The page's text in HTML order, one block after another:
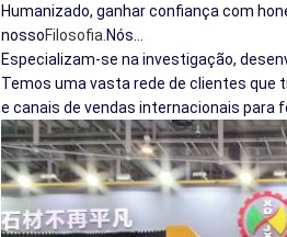
Humanizado, ganhar confiança com
nossoFilosofia. Nós...
Especializam-se na investigação,
Temos uma vasta rede de clientes que
e canais de vendas internacionais para